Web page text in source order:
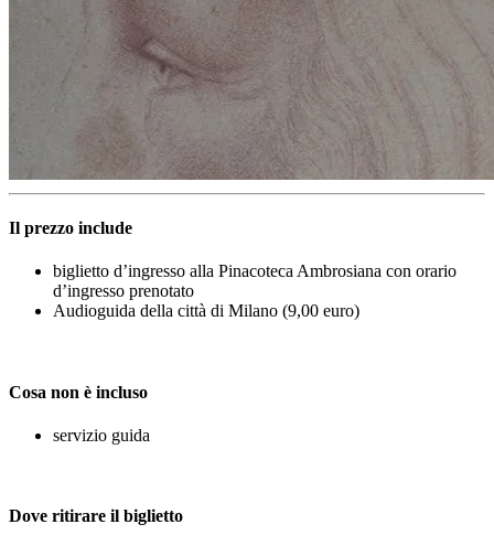
Il prezzo include
biglietto d’ingresso alla Pinacoteca Ambrosiana con orario
d’ingresso prenotato
Audioguida della città di Milano (9,00 euro)
Cosa non è incluso
servizio guida
Dove ritirare il biglietto